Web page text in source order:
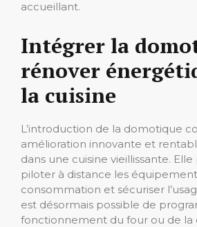
accueillant.
Intégrer la
rénover
la cuisine
L’introduction de la domotique
amélioration innovante et
dans une cuisine vieillissante.
piloter à distance les
consommation et sécuriser
est désormais possible de
fonctionnement du four ou de la